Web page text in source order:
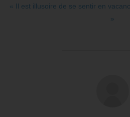
« Il est illusoire de se sentir en
»